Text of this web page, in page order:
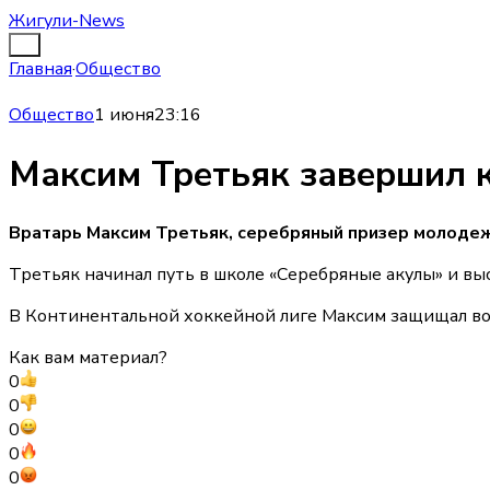
Жигули-News
Главная·Общество
Общество1 июня23:16
Максим Третьяк завершил
Вратарь Максим Третьяк, серебряный призер
Третьяк начинал путь в школе «Серебряные акулы» и
В Континентальной хоккейной лиге Максим защищал
Как вам материал?
0
0
0
0
0